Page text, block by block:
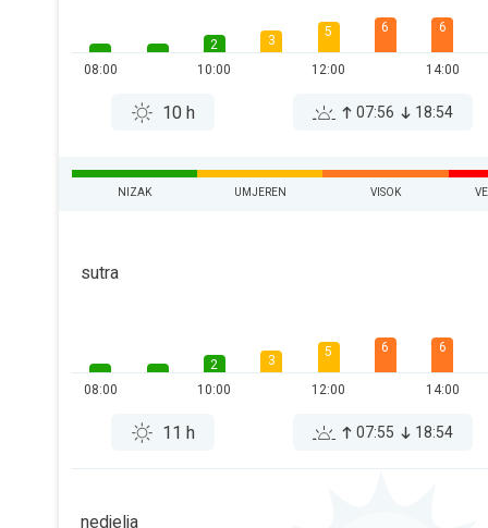
08:00
2
10:00
3
5
12:00
6 6
14:00
10 h 07:56 18:54
NIZAK UMJEREN VISOK
sutra
08:00
2
10:00
3
5
12:00
6 6
14:00
11 h 07:55 18:54
nedjelja